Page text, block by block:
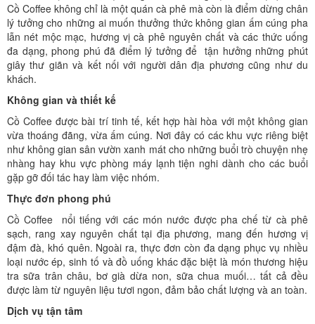
Cồ Coffee không chỉ là một quán cà phê mà còn là điểm dừng chân
lý tưởng cho những ai muốn thưởng thức không gian ấm cúng pha
lẫn nét mộc mạc, hương vị cà phê nguyên chất và các thức uống
đa dạng, phong phú đã điểm lý tưởng để tận hưởng những phút
giây thư giãn và kết nối với người dân địa phương cũng như du
khách.
Không gian và thiết kế
Cồ Coffee được bài trí tinh tế, kết hợp hài hòa với một không gian
vừa thoáng đãng, vừa ấm cúng. Nơi đây có các khu vực riêng biệt
như không gian sân vườn xanh mát cho những buổi trò chuyện nhẹ
nhàng hay khu vực phòng máy lạnh tiện nghi dành cho các buổi
gặp gỡ đối tác hay làm việc nhóm.
Thực đơn phong phú
Cồ Coffee nổi tiếng với các món nước được pha chế từ cà phê
sạch, rang xay nguyên chất tại địa phương, mang đến hương vị
đậm đà, khó quên. Ngoài ra, thực đơn còn đa dạng phục vụ nhiều
loại nước ép, sinh tố và đồ uống khác đặc biệt là món thương hiệu
tra sữa trân châu, bơ già dừa non, sữa chua muối… tất cả đều
được làm từ nguyên liệu tươi ngon, đảm bảo chất lượng và an toàn.
Dịch vụ tận tâm